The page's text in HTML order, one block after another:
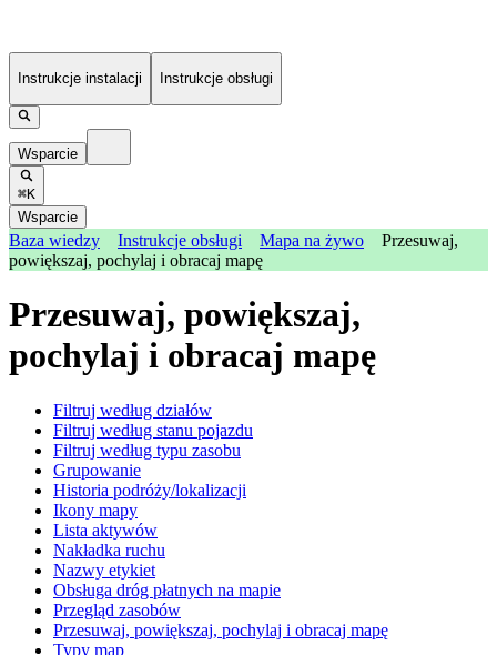
Instrukcje instalacji Instrukcje obsługi
Wsparcie
⌘K
Wsparcie
Baza wiedzy Instrukcje obsługi Mapa na żywo
Przesuwaj,
powiększaj, pochylaj i obracaj mapę
Przesuwaj, powiększaj,
pochylaj i obracaj mapę
Filtruj według działów
Filtruj według stanu pojazdu
Filtruj według typu zasobu
Grupowanie
Historia podróży/lokalizacji
Ikony mapy
Lista aktywów
Nakładka ruchu
Nazwy etykiet
Obsługa dróg płatnych na mapie
Przegląd zasobów
Przesuwaj, powiększaj, pochylaj i obracaj mapę
Typy map